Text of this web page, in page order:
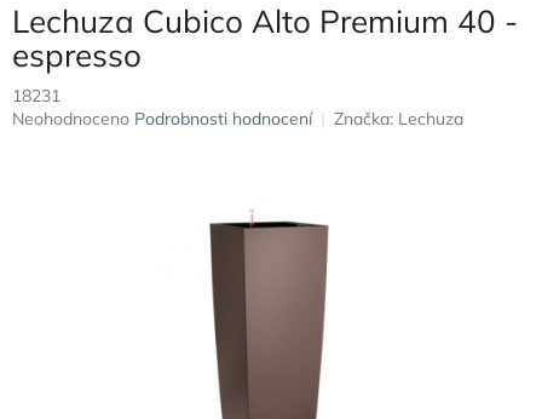
Lechuza Cubico Alto Premium 40 -
espresso
18231
Průměrné
Neohodnoceno Podrobnosti hodnocení Značka: Lechuza